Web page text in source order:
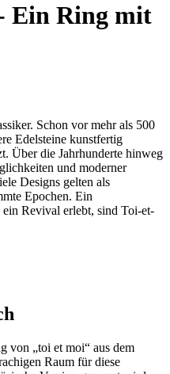
Ein Ring mit
Schon vor mehr als 500
Edelsteine kunstfertig
Über die Jahrhunderte hinweg
und moderner
Designs gelten als
Epochen. Ein
Revival erlebt, sind Toi-et-
von „toi et moi“ aus dem
Raum für diese